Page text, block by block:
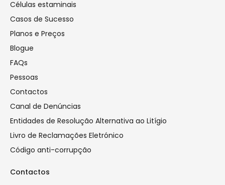
Células estaminais
Casos de Sucesso
Planos e Preços
Blogue
FAQs
Pessoas
Contactos
Canal de Denúncias
Entidades de Resolução Alternativa ao Litígio
Livro de Reclamações Eletrónico
Código anti-corrupção
Contactos